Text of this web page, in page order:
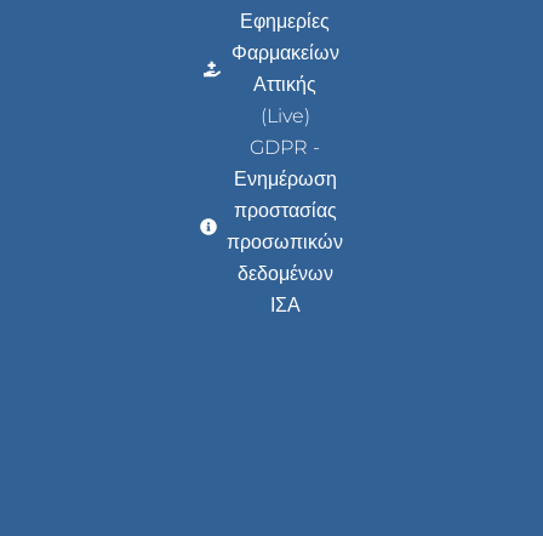
Εφημερίες
Φαρμακείων
Αττικής
(Live)
GDPR -
Ενημέρωση
προστασίας
προσωπικών
δεδομένων
ΙΣΑ